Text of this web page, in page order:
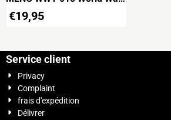
Toons Tiger (P) VK 45.01
Germany Heavy Tank
€19,95
Service client
Privacy
Complaint
frais d'expédition
Délivrer